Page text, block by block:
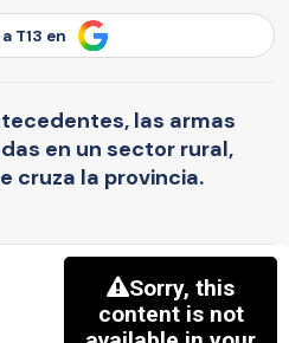
T13 en
las armas
en un sector rural,
cruza la provincia.